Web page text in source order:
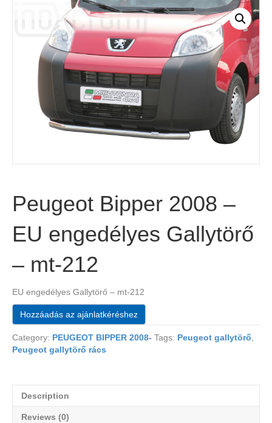
Peugeot Bipper 2008 –
EU engedélyes Gallytörő
– mt-212
EU engedélyes Gallytörő – mt-212
Hozzáadás az ajánlatkéréshez
Category: PEUGEOT BIPPER 2008- Tags: Peugeot gallytörő,
Peugeot gallytörő rács
Description
Reviews (0)